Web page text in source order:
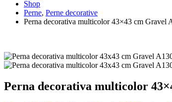
Shop
Perne, Perne decorative
Perna decorativa multicolor 43×43 cm Gravel
Perna decorativa multicolor